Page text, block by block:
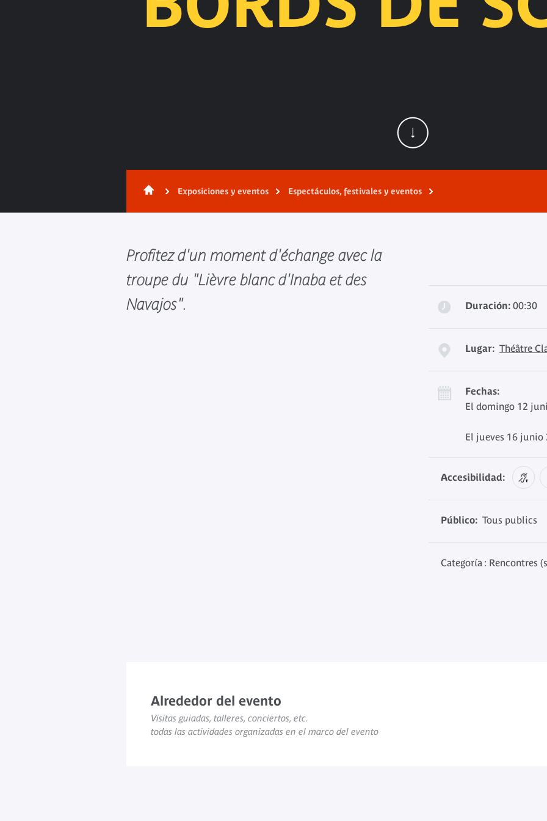
Exposiciones y eventos Espectáculos, festivales y eventos
Profitez d'un moment d'échange avec la
troupe du "Lièvre blanc d'Inaba et des
Navajos".
Duración: 00:30
Lugar: Théâtre
Fechas:
El domingo 12
El jueves 16 junio
Accesibilidad:
Público: Tous publics
Categoría : Rencontres
Alrededor del evento
Visitas guiadas, talleres, conciertos, etc.
todas las actividades organizadas en el marco del evento